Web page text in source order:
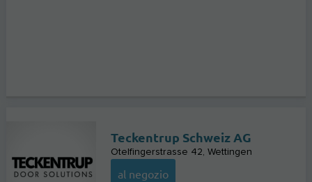
Teckentrup Schweiz AG
Otelfingerstrasse 42 Wettingen
al negozio